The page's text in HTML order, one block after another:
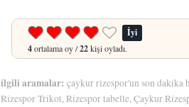
İyi
4ortalama oy /22kişi oyladı.
ilgili aramalar: çaykur rizespor'un son dakika
Rizespor Trikot, Rizespor tabelle, Çaykur